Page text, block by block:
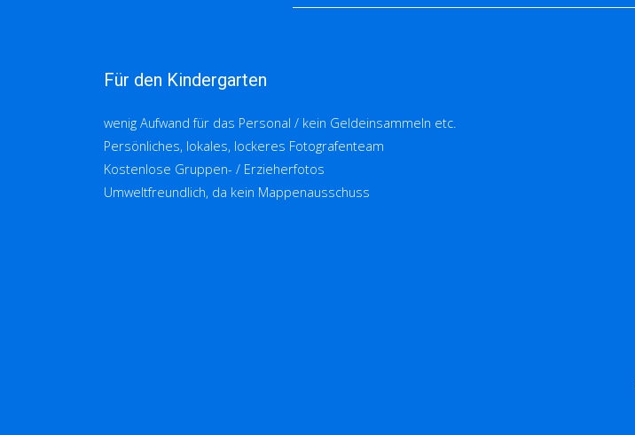
Für den Kindergarten
wenig Aufwand für das Personal / kein Geldeinsammeln etc.
Persönliches, lokales, lockeres Fotografenteam
Kostenlose Gruppen- / Erzieherfotos
Umweltfreundlich, da kein Mappenausschuss